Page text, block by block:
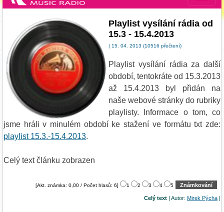
Playlist vysílání rádia od
15.3 - 15.4.2013
| 15. 04. 2013 (10516 přečtení)
Playlist vysílání rádia za další
období, tentokráte od 15.3.2013
až 15.4.2013 byl přidán na
naše webové stránky do rubriky
playlisty. Informace o tom, co
jsme hráli v minulém období ke stažení ve formátu txt zde:
playlist 15.3.-15.4.2013.
Celý text článku zobrazen
[Akt. známka: 0,00 / Počet hlasů: 6] 1 2 3 4 5
Celý text | Autor: Mirek Pýcha |